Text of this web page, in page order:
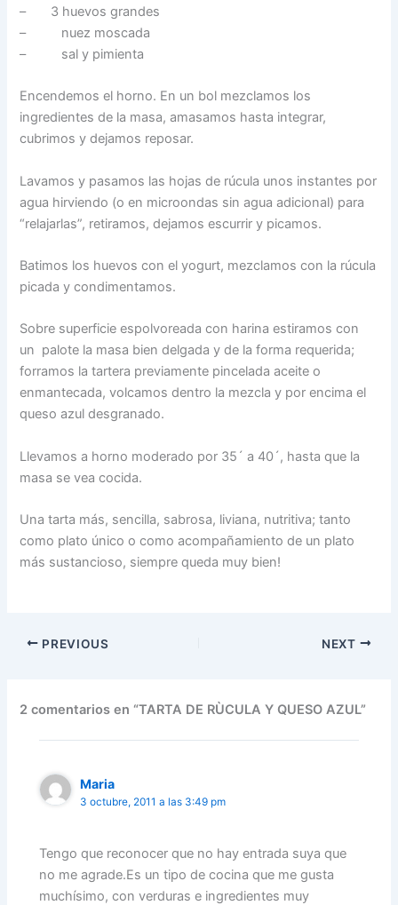
– 3 huevos grandes
– nuez moscada
– sal y pimienta
Encendemos el horno. En un bol mezclamos los
ingredientes de la masa, amasamos hasta integrar,
cubrimos y dejamos reposar.
Lavamos y pasamos las hojas de rúcula unos instantes por
agua hirviendo (o en microondas sin agua adicional) para
“relajarlas”, retiramos, dejamos escurrir y picamos.
Batimos los huevos con el yogurt, mezclamos con la rúcula
picada y condimentamos.
Sobre superficie espolvoreada con harina estiramos con
un palote la masa bien delgada y de la forma requerida;
forramos la tartera previamente pincelada aceite o
enmantecada, volcamos dentro la mezcla y por encima el
queso azul desgranado.
Llevamos a horno moderado por 35´ a 40´, hasta que la
masa se vea cocida.
Una tarta más, sencilla, sabrosa, liviana, nutritiva; tanto
como plato único o como acompañamiento de un plato
más sustancioso, siempre queda muy bien!
PREVIOUS NEXT
2 comentarios en “TARTA DE RÙCULA Y QUESO AZUL”
Maria
3 octubre, 2011 a las 3:49 pm
Tengo que reconocer que no hay entrada suya que
no me agrade.Es un tipo de cocina que me gusta
muchísimo, con verduras e ingredientes muy